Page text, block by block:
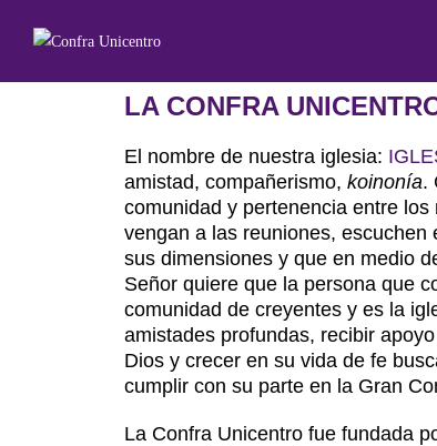
LA CONFRA
El nombre de nuestra iglesia:
amistad, compañerismo, koinonía.
comunidad y pertenencia entre
vengan a las reuniones,
sus dimensiones y que en medio
Señor quiere que la persona que
comunidad de creyentes y es la
amistades profundas, recibir
Dios y crecer en su vida de fe
cumplir con su parte en la Gran
La Confra Unicentro fue fundada